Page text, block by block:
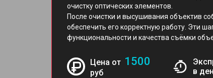
очистку оптических элементов.
После очистки и высушивания объектив
обеспечить его корректную работу. Эти
функциональности и качества съёмки
Цена от 1500
руб
в